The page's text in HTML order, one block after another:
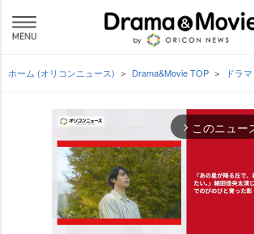
ホーム (オリコンニュース) Drama&Movie TOP ドラマ
arrow_forward_ios このニュー